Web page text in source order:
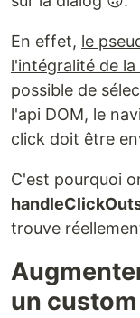
En effet, le
l'intégralité de la
possible de
l'api DOM, le
click doit être
C'est pourquoi
trouve
un